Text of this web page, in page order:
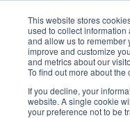
This website stores
used to collect
and allow us to remember
improve and customize
and metrics about our
To find out more about
If you decline, your
website. A single cookie
your preference not to be